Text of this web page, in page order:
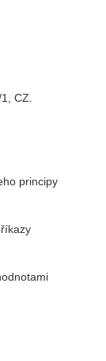
CZ.
principy